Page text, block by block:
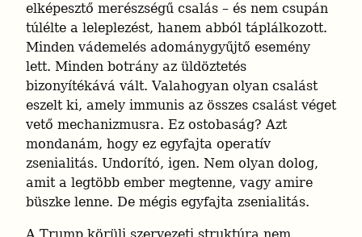
elképesztő merészségű csalás – és nem csupán
túlélte a leleplezést, hanem abból táplálkozott.
Minden vádemelés adománygyűjtő esemény
lett. Minden botrány az üldöztetés
bizonyítékává vált. Valahogyan olyan csalást
eszelt ki, amely immunis az összes csalást véget
vető mechanizmusra. Ez ostobaság? Azt
mondanám, hogy ez egyfajta operatív
zsenialitás. Undorító, igen. Nem olyan dolog,
amit a legtöbb ember megtenne, vagy amire
büszke lenne. De mégis egyfajta zsenialitás.